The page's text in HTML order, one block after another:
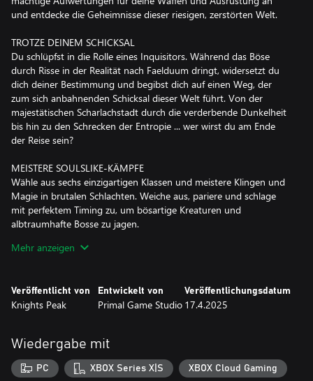
und entdecke die Geheimnisse dieser riesigen, zerstörten Welt.
TROTZE DEINEM SCHICKSAL
Du schlüpfst in die Rolle eines Inquisitors. Während das Böse
durch Risse in der Realität nach Faelduum dringt, widersetzt du
dich deiner Bestimmung und begibst dich auf einen Weg, der
zum sich anbahnenden Schicksal dieser Welt führt. Von der
majestätischen Scharlachstadt durch die verderbende Dunkelheit
bis hin zu den Schrecken der Entropie ... wer wirst du am Ende
der Reise sein?
MEISTERE SOULSLIKE-KÄMPFE
Wähle aus sechs einzigartigen Klassen und meistere Klingen und
Magie in brutalen Schlachten. Weiche aus, pariere und schlage
mit perfektem Timing zu, um bösartige Kreaturen und
albtraumhafte Bosse zu jagen.
TAUCHE IN EINE DUNKLE FANTASYWELT EIN
(Septicflesh) und dem FILMharmonic Orchestra Prague mit einem
eindringlichen Soundtrack unterlegt wurde. 60 Quests und
vernetzten Welt entdeckt zu werden.
TÖTE AUF DEINE ART
Erstelle deinen Inquisitor und entwickle ihn durch sechs
Mehr anzeigen
Veröffentlicht von
Knights Peak
Entwickelt von
Primal Game Studio
Veröffentlichungsdatum
17.4.2025
Wiedergabe mit
PC XBOX Series X|S XBOX Cloud Gaming